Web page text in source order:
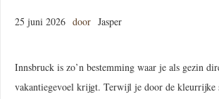
25 juni 2026 door Jasper
Innsbruck is zo’n bestemming waar je als gezin
vakantiegevoel krijgt. Terwijl je door de kleurrijke